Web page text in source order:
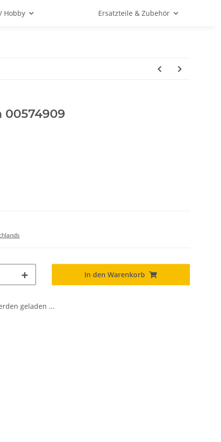
Hobby Ersatzteile & Zubehör
00574909
In den Warenkorb
geladen ...